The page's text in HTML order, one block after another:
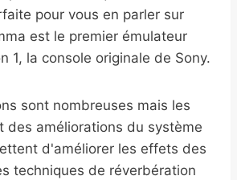
pour vous en parler sur
est le premier émulateur
1, la console originale de Sony.
sont nombreuses mais les
des améliorations du système
d'améliorer les effets des
techniques de réverbération